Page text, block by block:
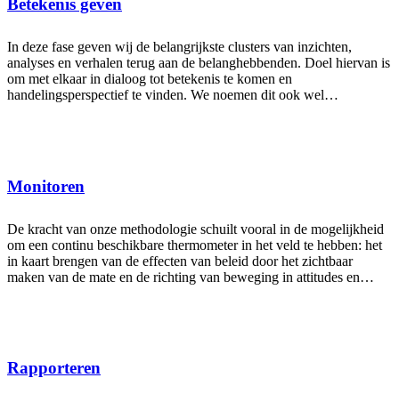
Betekenis geven
In deze fase geven wij de belangrijkste clusters van inzichten,
analyses en verhalen terug aan de belanghebbenden. Doel hiervan is
om met elkaar in dialoog tot betekenis te komen en
handelingsperspectief te vinden. We noemen dit ook wel
Monitoren
De kracht van onze methodologie schuilt vooral in de mogelijkheid
om een continu beschikbare thermometer in het veld te hebben: het
in kaart brengen van de effecten van beleid door het zichtbaar
maken van de mate en de richting van beweging in attitudes en
Rapporteren